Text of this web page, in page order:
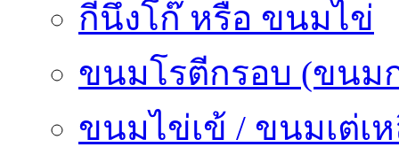
กีนึงโก๊ หรือ ขนมไข่
ขนมโรตีกรอบ (ขนม
ขนมไข่เข้ / ขนมเต่เ